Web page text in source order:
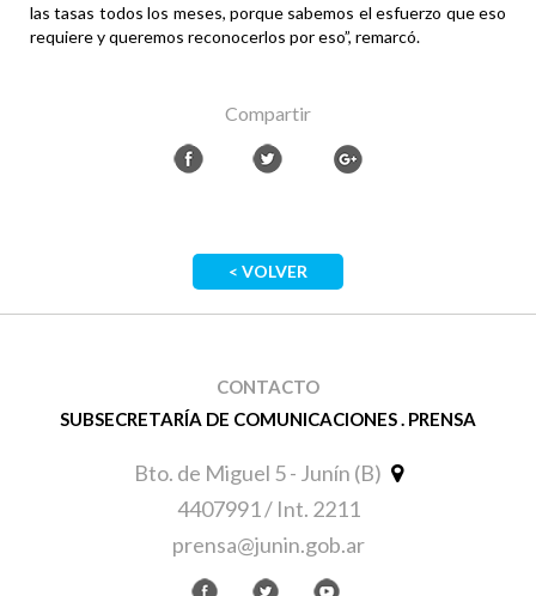
las tasas todos los meses, porque sabemos el esfuerzo que eso
requiere y queremos reconocerlos por eso”, remarcó.
Compartir
< VOLVER
CONTACTO
SUBSECRETARÍA DE COMUNICACIONES . PRENSA
Bto. de Miguel 5 - Junín (B)
4407991 / Int. 2211
prensa@junin.gob.ar